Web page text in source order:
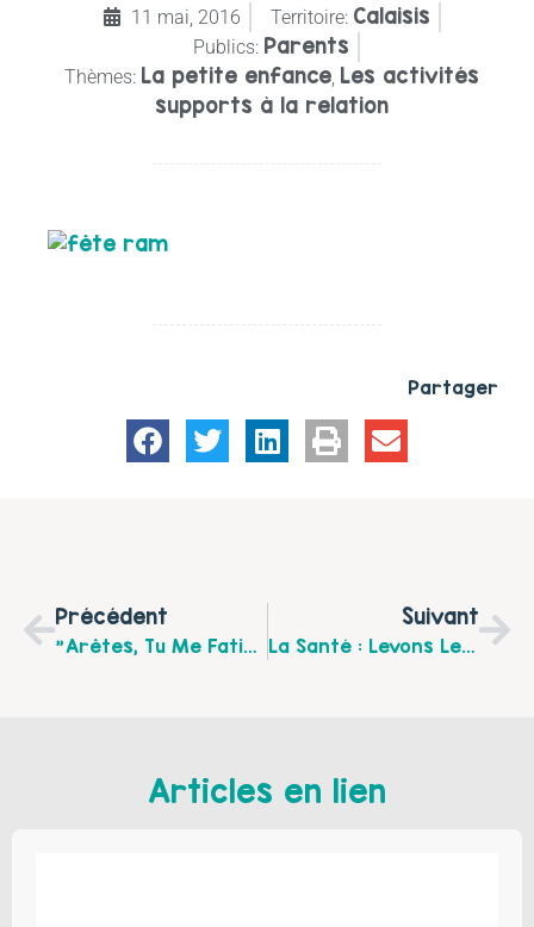
11 mai, 2016 Territoire: Calaisis
Publics: Parents
Thèmes: La petite enfance Les activités
supports à la relation
Partager
Précédent
"arêtes, Tu Me Fatigues", Spectacle De Marionnettes Autour Du Sommeil Proposé Par Le CIAS De Guines Mercredi 25 Mai À 9 H 30 À La Maison De L’enfant De Guines, Ouvert Aux Familles Et Enfants De 2 À 5 Ans. Suivi D’un Débat Avec Une Puéricultrice
Suivant
La Santé : Levons Le Rideau, Le CIAS Des Trois Pays Vous Propose Un Spectacle Humoristique Autour De La Santé Avec L’association Le Monde De 2 Mains. Spectacle Sur 3 Lieux : Ardres, Marais De Guines, Guines
Articles en lien